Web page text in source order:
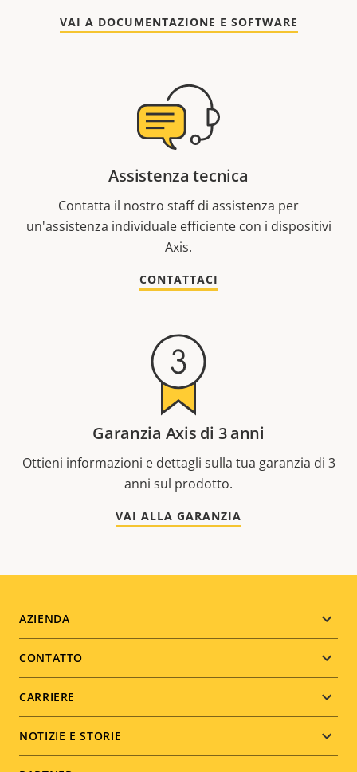
VAI A DOCUMENTAZIONE E SOFTWARE
Assistenza tecnica
Contatta il nostro staff di assistenza per
un'assistenza individuale efficiente con i dispositivi
Axis.
CONTATTACI
Garanzia Axis di 3 anni
Ottieni informazioni e dettagli sulla tua garanzia di 3
anni sul prodotto.
VAI ALLA GARANZIA
Footer
menu
AZIENDA
CONTATTO
CARRIERE
NOTIZIE E STORIE